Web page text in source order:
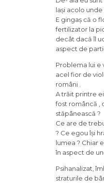
lași acolo unde
E gingaș că o
fertilizator la
decât dacă îl
aspect de
Problema lui e
acel fior de
români .
A trăit printre
fost româncă ,
stăpânească ?
Ce are de
? Ce egou își
lumea ? Chiar
în aspect de
Psihanalizat,
straturile de